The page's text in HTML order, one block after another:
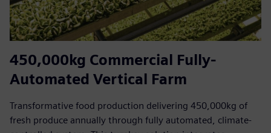
450,000kg Commercial Fully-
Automated Vertical Farm
Transformative food production delivering 450,000kg of
fresh produce annually through fully automated, climate-